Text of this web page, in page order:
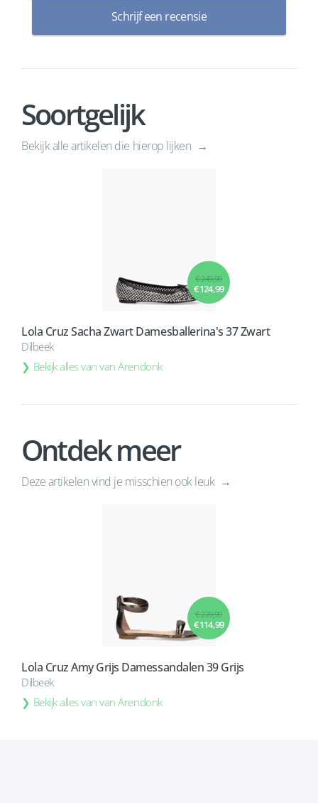
Schrijf een recensie
Soortgelijk
Bekijk alle artikelen die hierop lijken
€ 249,99
€ 124,99
Lola Cruz Sacha Zwart Damesballerina's 37 Zwart
Dilbeek
Bekijk alles van van Arendonk
€ 229,99
€ 114,99
Lola Cruz Amy Grijs Damessandalen 39 Grijs
Dilbeek
Bekijk alles van van Arendonk
Ontdek meer
Deze artikelen vind je misschien ook leuk